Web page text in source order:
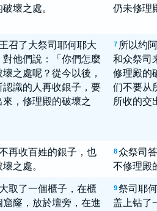
壞之處。
仍未修理
召了大祭司耶何耶大
他們說：「你們怎麼
之處呢？從今以後，
認識的人再收銀子，要
來，修理殿的破壞之
7 所以约
和众祭司
修理殿的
们不要从
所收的交
再收百姓的銀子，也
之處。
8 众祭司
不修理殿
取了一個櫃子，在櫃
窿，放於壇旁，在進
9 祭司耶
盖上钻了